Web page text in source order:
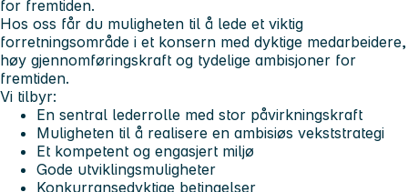
for fremtiden.
Hos oss får du muligheten til å lede et viktig
forretningsområde i et konsern med dyktige medarbeidere,
høy gjennomføringskraft og tydelige ambisjoner for
fremtiden.
Vi tilbyr:
En sentral lederrolle med stor påvirkningskraft
Muligheten til å realisere en ambisiøs vekststrategi
Et kompetent og engasjert miljø
Gode utviklingsmuligheter
Konkurransedyktige betingelser